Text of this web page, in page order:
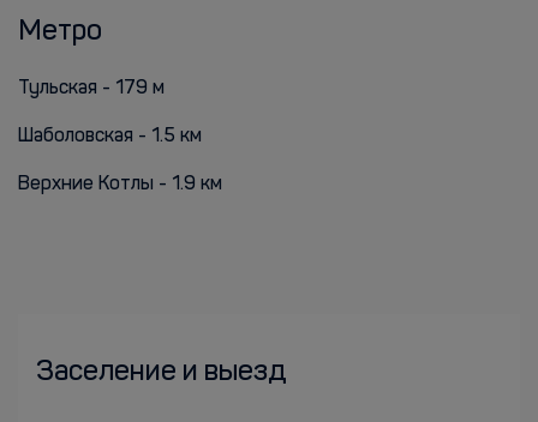
Метро
Тульская - 179 м
Шаболовская - 1.5 км
Верхние Котлы - 1.9 км
Заселение и выезд